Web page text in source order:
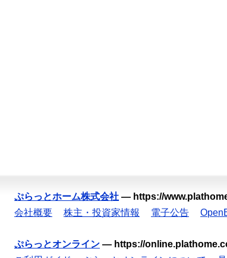
ぷらっとホーム株式会社 — https://
会社概要
株主・投資家情報 電子公告
ぷらっとオンライン — https://